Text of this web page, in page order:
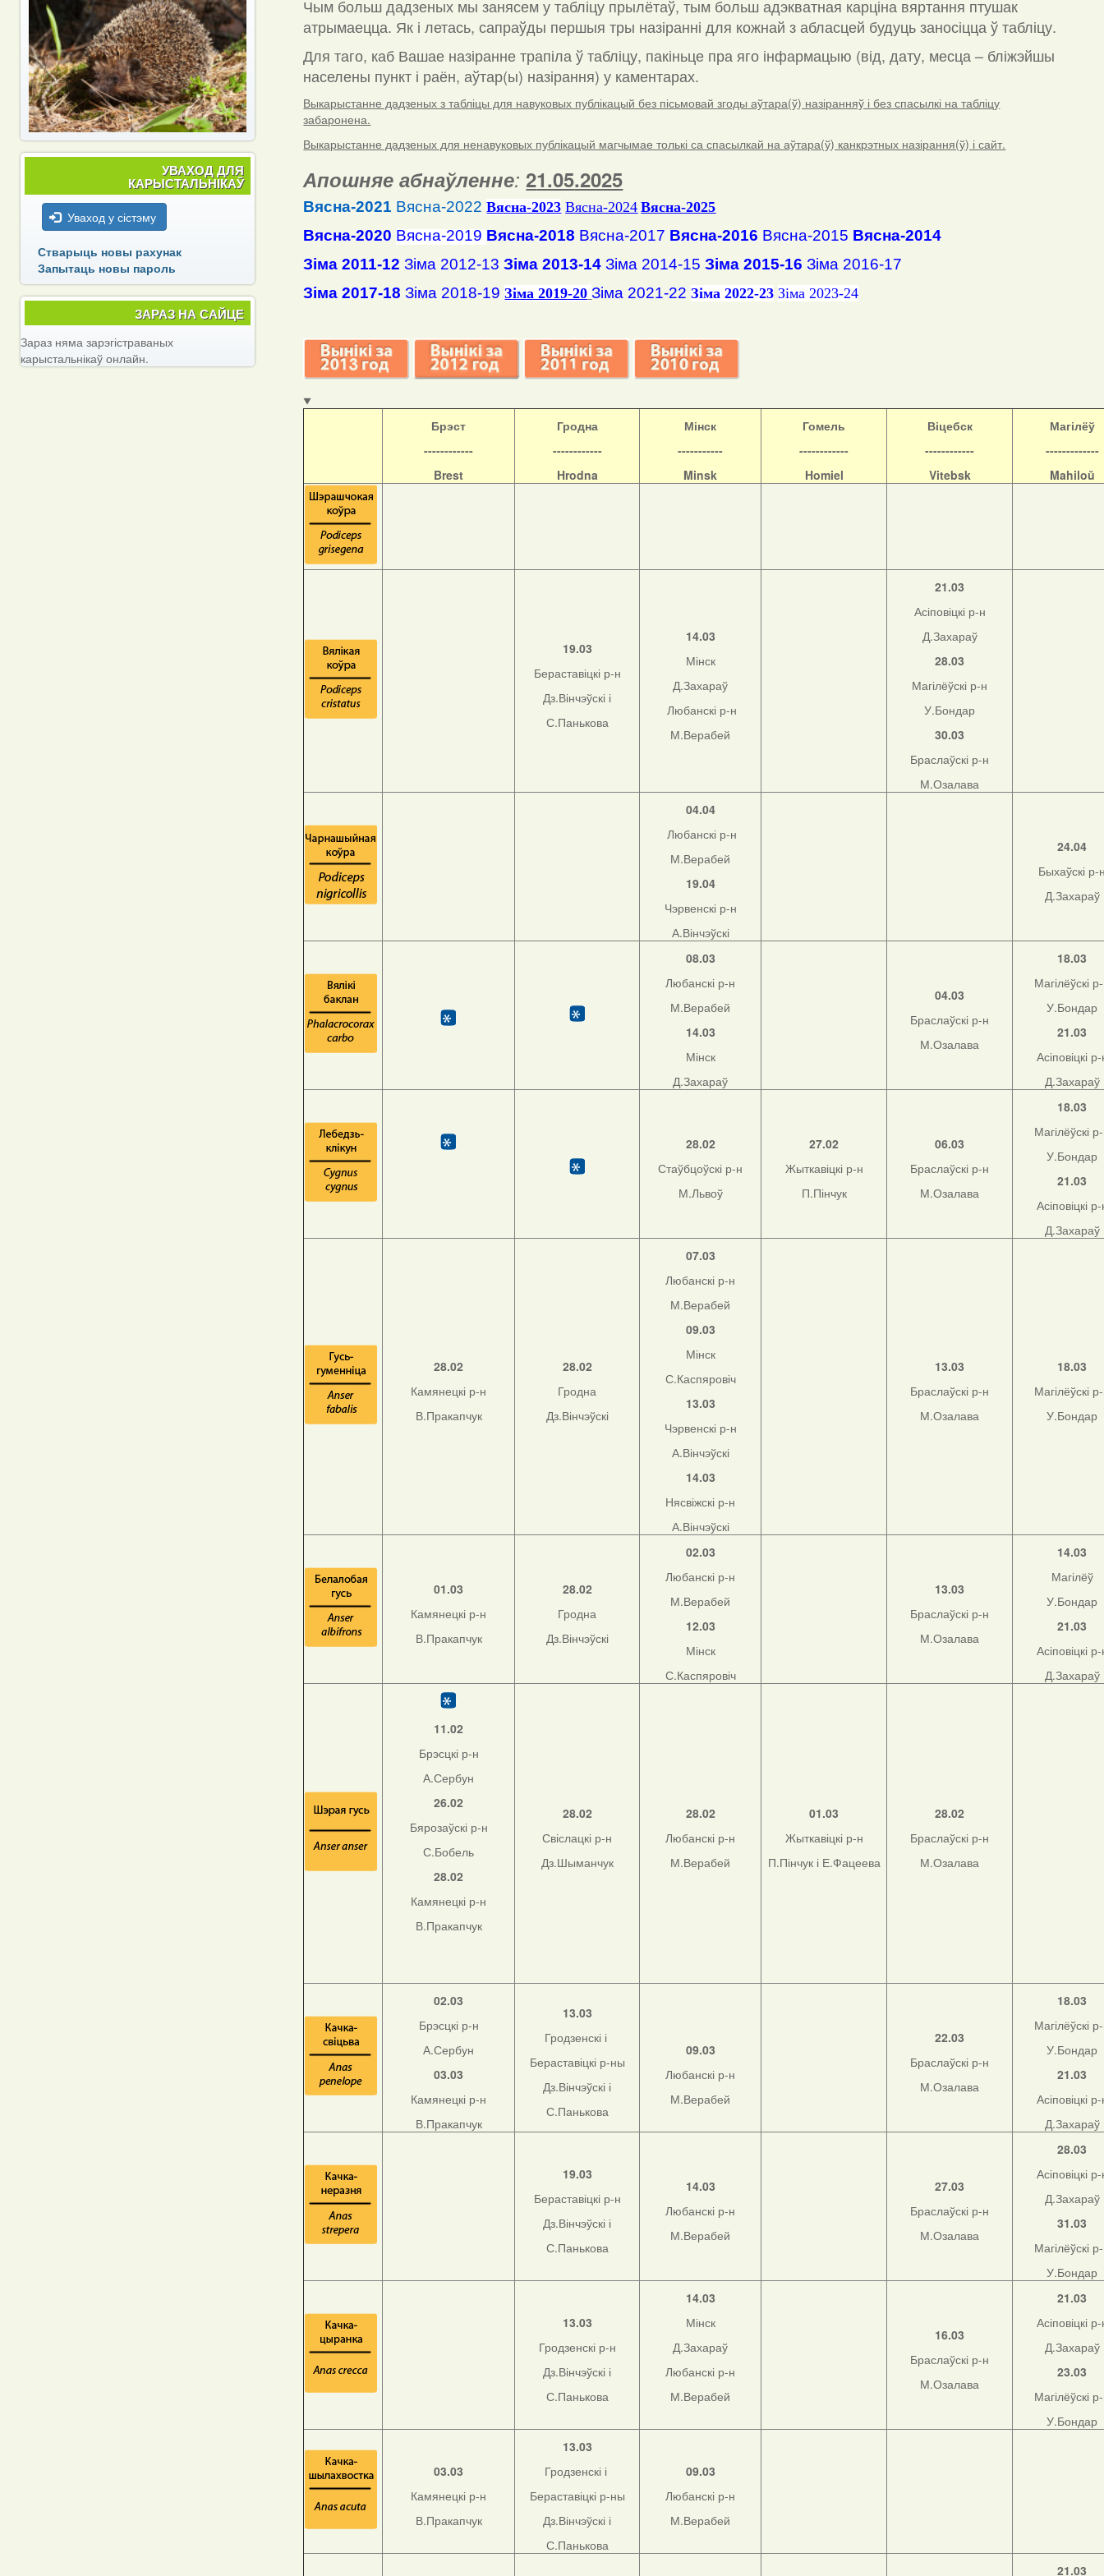
Чым больш дадзеных мы занясем у табліцу прылётаў, тым больш адэкватная карціна вяртання птушак
атрымаецца. Як і летась, сапраўды першыя тры назіранні для кожнай з абласцей будуць заносіцца ў табліцу.
Для таго, каб Вашае назіранне трапіла ў табліцу, пакіньце пра яго інфармацыю (від, дату, месца – бліжэйшы
населены пункт і раён, аўтар(ы) назірання) у каментарах.
Выкарыстанне дадзеных з табліцы для навуковых публікацый без пісьмовай згоды аўтара(ў) назіранняў і без спасылкі на табліцу
забаронена.
Выкарыстанне дадзеных для ненавуковых публікацый магчымае толькі са спасылкай на аўтара(ў) канкрэтных назірання(ў) і сайт.
Апошняе абнаўленне:21.05.2025
Вясна-2021 Вясна-2022 Вясна-2023 Вясна-2024 Вясна-2025
Вясна-2020 Вясна-2019 Вясна-2018 Вясна-2017 Вясна-2016 Вясна-2015 Вясна-2014
Зіма 2011-12 Зіма 2012-13 Зіма 2013-14 Зіма 2014-15 Зіма 2015-16 Зіма 2016-17
Зіма 2017-18 Зіма 2018-19 Зіма 2019-20 Зіма 2021-22 Зіма 2022-23 Зіма 2023-24
Брэст
------------
Brest
Гродна
------------
Hrodna
Мінск
-----------
Minsk
Гомель
------------
Homiel
Віцебск
------------
Vitebsk
Магілёў
-------------
Mahiloŭ
19.03
Бераставіцкі р-н
Дз.Вінчэўскі і
С.Панькова
14.03
Мінск
Д.Захараў
Любанскі р-н
М.Верабей
21.03
Асіповіцкі р-н
Д.Захараў
28.03
Магілёўскі р-н
У.Бондар
30.03
Браслаўскі р-н
М.Озалава
04.04
Любанскі р-н
М.Верабей
19.04
Чэрвенскі р-н
А.Вінчэўскі
24.04
Быхаўскі р-
Д.Захараў
08.03
Любанскі р-н
М.Верабей
14.03
Мінск
Д.Захараў
04.03
Браслаўскі р-н
М.Озалава
18.03
Магілёўскі
У.Бондар
21.03
Асіповіцкі
Д.Захараў
28.02
Стаўбцоўскі р-н
М.Львоў
27.02
Жыткавіцкі р-н
П.Пінчук
06.03
Браслаўскі р-н
М.Озалава
18.03
Магілёўскі
У.Бондар
21.03
Асіповіцкі
Д.Захараў
28.02
Камянецкі р-н
В.Пракапчук
28.02
Гродна
Дз.Вінчэўскі
07.03
Любанскі р-н
М.Верабей
09.03
Мінск
С.Каспяровіч
13.03
Чэрвенскі р-н
А.Вінчэўскі
14.03
Нясвіжскі р-н
А.Вінчэўскі
13.03
Браслаўскі р-н
М.Озалава
18.03
Магілёўскі
У.Бондар
01.03
Камянецкі р-н
В.Пракапчук
28.02
Гродна
Дз.Вінчэўскі
02.03
Любанскі р-н
М.Верабей
12.03
Мінск
С.Каспяровіч
13.03
Браслаўскі р-н
М.Озалава
14.03
Магілёў
У.Бондар
21.03
Асіповіцкі
Д.Захараў
11.02
Брэсцкі р-н
А.Сербун
26.02
Бярозаўскі р-н
С.Бобель
28.02
Камянецкі р-н
В.Пракапчук
28.02
Свіслацкі р-н
Дз.Шыманчук
28.02
Любанскі р-н
М.Верабей
01.03
Жыткавіцкі р-н
П.Пінчук і Е.Фацеева
28.02
Браслаўскі р-н
М.Озалава
02.03
Брэсцкі р-н
А.Сербун
03.03
Камянецкі р-н
В.Пракапчук
13.03
Гродзенскі і
Бераставіцкі р-ны
Дз.Вінчэўскі і
С.Панькова
09.03
Любанскі р-н
М.Верабей
22.03
Браслаўскі р-н
М.Озалава
18.03
Магілёўскі
У.Бондар
21.03
Асіповіцкі
Д.Захараў
19.03
Бераставіцкі р-н
Дз.Вінчэўскі і
С.Панькова
14.03
Любанскі р-н
М.Верабей
27.03
Браслаўскі р-н
М.Озалава
28.03
Асіповіцкі
Д.Захараў
31.03
Магілёўскі
У.Бондар
13.03
Гродзенскі р-н
Дз.Вінчэўскі і
С.Панькова
14.03
Мінск
Д.Захараў
Любанскі р-н
М.Верабей
16.03
Браслаўскі р-н
М.Озалава
21.03
Асіповіцкі
Д.Захараў
23.03
Магілёўскі
У.Бондар
03.03
Камянецкі р-н
В.Пракапчук
13.03
Гродзенскі і
Бераставіцкі р-ны
Дз.Вінчэўскі і
С.Панькова
09.03
Любанскі р-н
М.Верабей
21.03
УВАХОД ДЛЯ
КАРЫСТАЛЬНІКАЎ
Уваход у сістэму
Стварыць новы рахунак
Запытаць новы пароль
ЗАРАЗ НА САЙЦЕ
Зараз няма зарэгістраваных
карыстальнікаў онлайн.